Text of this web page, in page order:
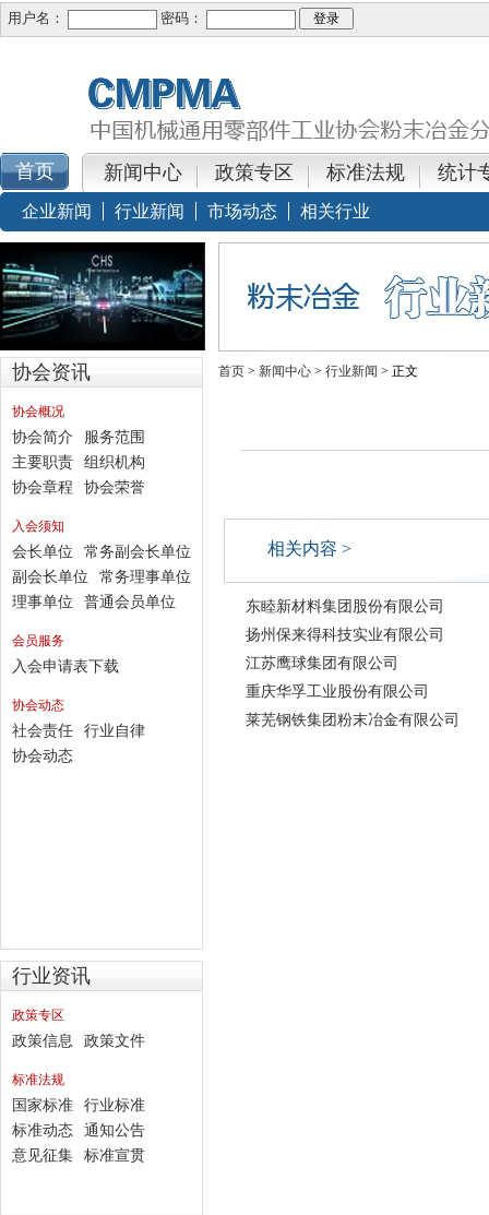
用户名： 密码：
新闻中心 政策专区 标准法规 统计
企业新闻 行业新闻 市场动态 相关行业
协会资讯
协会概况
协会简介
服务范围
主要职责
组织机构
协会章程
协会荣誉
入会须知
会长单位
常务副会长单位
副会长单位
常务理事单位
理事单位
普通会员单位
会员服务
入会申请表下载
协会动态
社会责任
行业自律
协会动态
行业资讯
政策专区
政策信息 政策文件
标准法规
国家标准
行业标准
标准动态
通知公告
意见征集
标准宣贯
首页 > 新闻中心 > 行业新闻 > 正文
相关内容 >
东睦新材料集团股份有限公司
扬州保来得科技实业有限公司
江苏鹰球集团有限公司
重庆华孚工业股份有限公司
莱芜钢铁集团粉末冶金有限公司